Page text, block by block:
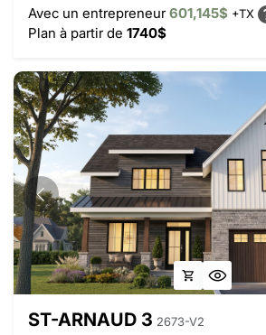
Avec un entrepreneur601,145$ +TX
Plan à partir de 1740$
ST-ARNAUD 3 2673-V2